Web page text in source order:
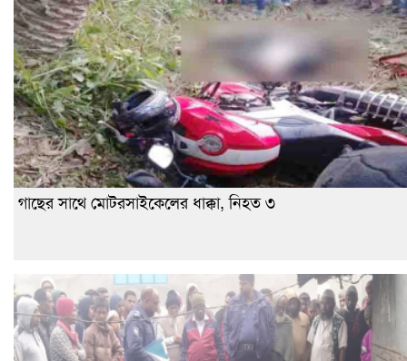
গাছের সাথে মোটরসাইকেলের ধাক্কা, নিহত ৩